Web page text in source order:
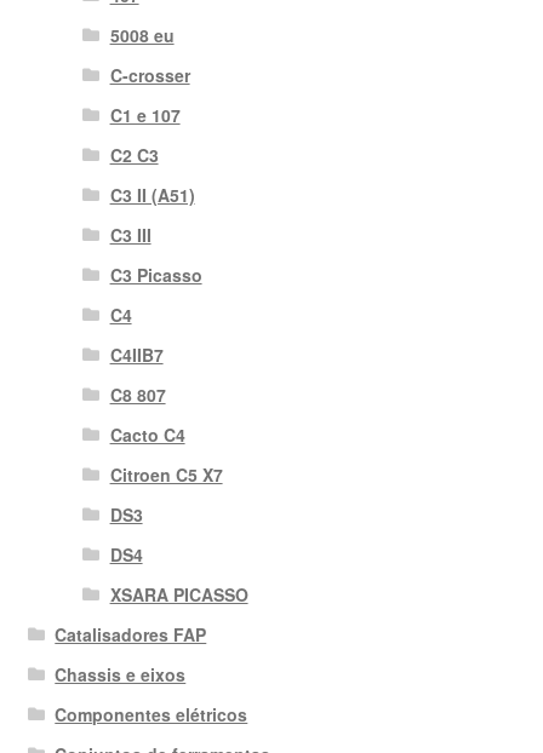
5008 eu
C-crosser
C1 e 107
C2 C3
C3 II (A51)
C3 III
C3 Picasso
C4
C4IIB7
C8 807
Cacto C4
Citroen C5 X7
DS3
DS4
XSARA PICASSO
Catalisadores FAP
Chassis e eixos
Componentes elétricos